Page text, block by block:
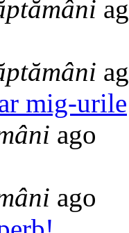
mig-urile
ago
ago